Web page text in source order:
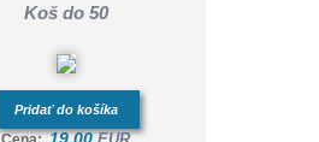
Koš do 50
Pridať do košíka